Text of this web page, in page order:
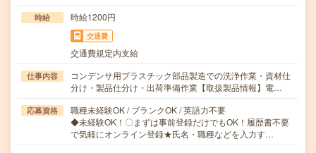
時給 時給1200円
交通費
交通費規定内支給
仕事内容
コンデンサ用プラスチック部品製造での洗浄作業・資材仕
分け・製品仕分け・出荷準備作業【取扱製品情報】電…
応募資格
職種未経験OK / ブランクOK / 英語力不要
◆未経験OK！〇まずは事前登録だけでもOK！履歴書不要
で気軽にオンライン登録★氏名・職種などを入力す…